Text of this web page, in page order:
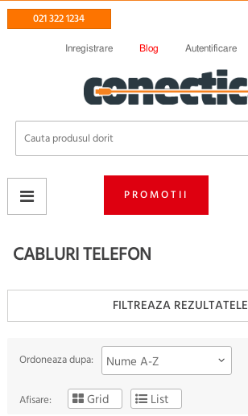
021 322 1234
Inregistrare Blog Autentificare
PROMOTII
CABLURI TELEFON
FILTREAZA REZULTATELE
Ordoneaza dupa: Nume A-Z
Afisare: Grid List